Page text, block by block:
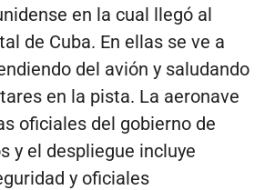
en la cual llegó al
de Cuba. En ellas se ve a
del avión y saludando
en la pista. La aeronave
oficiales del gobierno de
y el despliegue incluye
y oficiales